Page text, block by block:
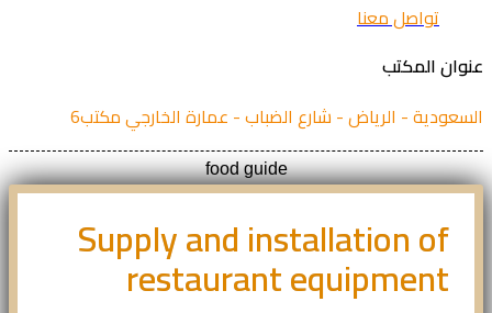
تواصل معنا
عنوان المكتب
السعودية - الرياض - شارع الضباب - عمارة الخارجي مكتب6
food guide
Supply and installation of
restaurant equipment